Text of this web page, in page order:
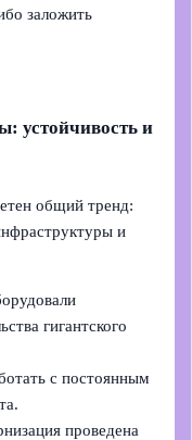
заложить
устойчивость и
общий тренд:
и
гигантского
с постоянным
проведена